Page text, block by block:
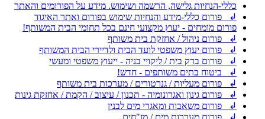
כללי-הנחיות גלישה, הרשמה ושימוש. מידע על הפורומים והאתר
↲ פורום כללי-מידע והנחיות שימוש בפורום ואתר האיגוד
פורום מומחים - יעוץ מקצועי חינם בכל תחומי הבית המשותף!
↲ פורום ניהול / אחזקת בית משותף
↲ פורום יעוץ משפטי לועד הבית ולדיירי הבית המשותף
↲ פורום בדק בית / ליקויי בניה - ייעוץ משפטי ומעשי
↲ ביטוח בתים משותפים - חדש!
↲ פורום מעליות / גנרטורים / מערכות בית משותף
↲ פורום גינון ואגרונומיה - תכנון / עיצוב / הקמת / אחזקת גינות
↲ פורום משאבות ומאגרי מים לבנין